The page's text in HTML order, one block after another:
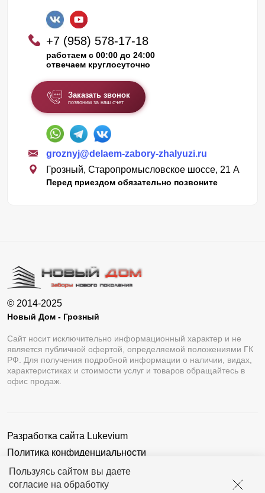
Пользуясь сайтом вы даете
согласие на обработку
+7 (958) 578-17-18
работаем с 00:00 до 24:00
отвечаем круглосуточно
Заказать звонок
позвоним за наш счет
groznyj@delaem-zabory-zhalyuzi.ru
Грозный, Старопромысловское шоссе, 21 А
Перед приездом обязательно позвоните
© 2014-2025
Новый Дом - Грозный
Сайт носит исключительно информационный характер и не
является публичной офертой, определяемой положениями ГК
РФ. Для получения подробной информации о наличии, видах,
характеристиках и стоимости услуг и товаров обращайтесь в
офис продаж.
Разработка сайта Lukevium
Политика конфиденциальности
Пользовательское соглашение